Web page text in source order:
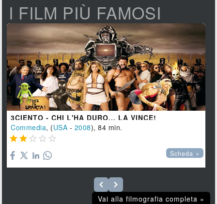
I FILM PIÙ FAMOSI
3CIENTO - CHI L'HA DURO... LA VINCE!
Commedia, (USA - 2008), 84 min.
    
Scheda »
Vai alla filmografia completa »